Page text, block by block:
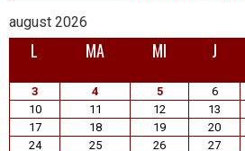
august 2026
L MA MI J
3
4 5 6
10
11 12 13
17
18 19 20
24
25 26 27